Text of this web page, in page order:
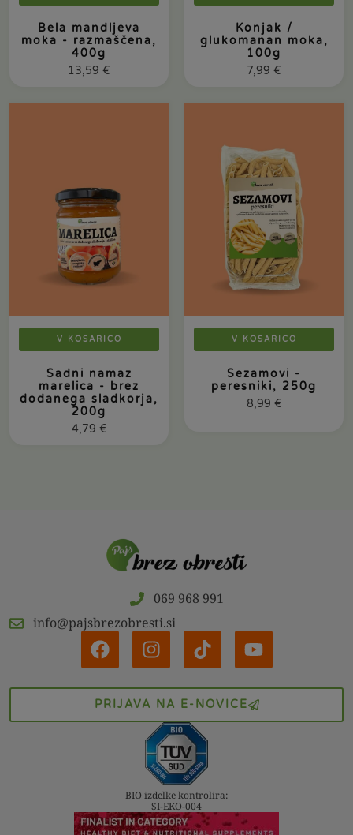
Bela mandljeva
moka - razmaščena,
400g
13,59 €
Konjak /
glukomanan moka,
100g
7,99 €
V KOŠARICO
Sadni namaz
marelica - brez
dodanega sladkorja,
200g
4,79 €
V KOŠARICO
Sezamovi -
peresniki, 250g
8,99 €
069 968 991
info@pajsbrezobresti.si
PRIJAVA NA E-NOVICE
BIO izdelke kontrolira:
SI-EKO-004